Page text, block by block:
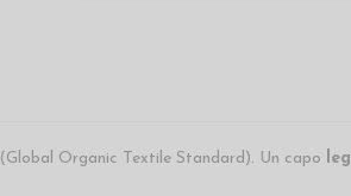
(Global Organic Textile Standard). Un capo